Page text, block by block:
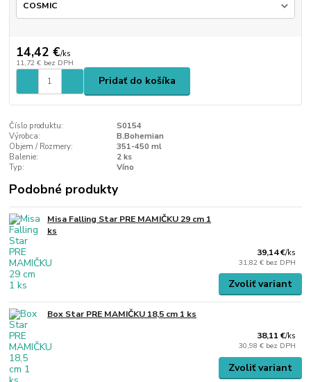
14,42 €/ks
11,72 € bez DPH
Pridať do košíka
Číslo produktu:
S0154
Výrobca:
B.Bohemian
Objem / Rozmery:
351-450 ml
Balenie:
2 ks
Typ:
Víno
Podobné produkty
Misa Falling Star PRE MAMIČKU 29 cm 1
ks
39,14 €/ks
31,82 € bez DPH
Zvoliť variant
Box Star PRE MAMIČKU 18,5 cm 1 ks
38,11 €/ks
30,98 € bez DPH
Zvoliť variant